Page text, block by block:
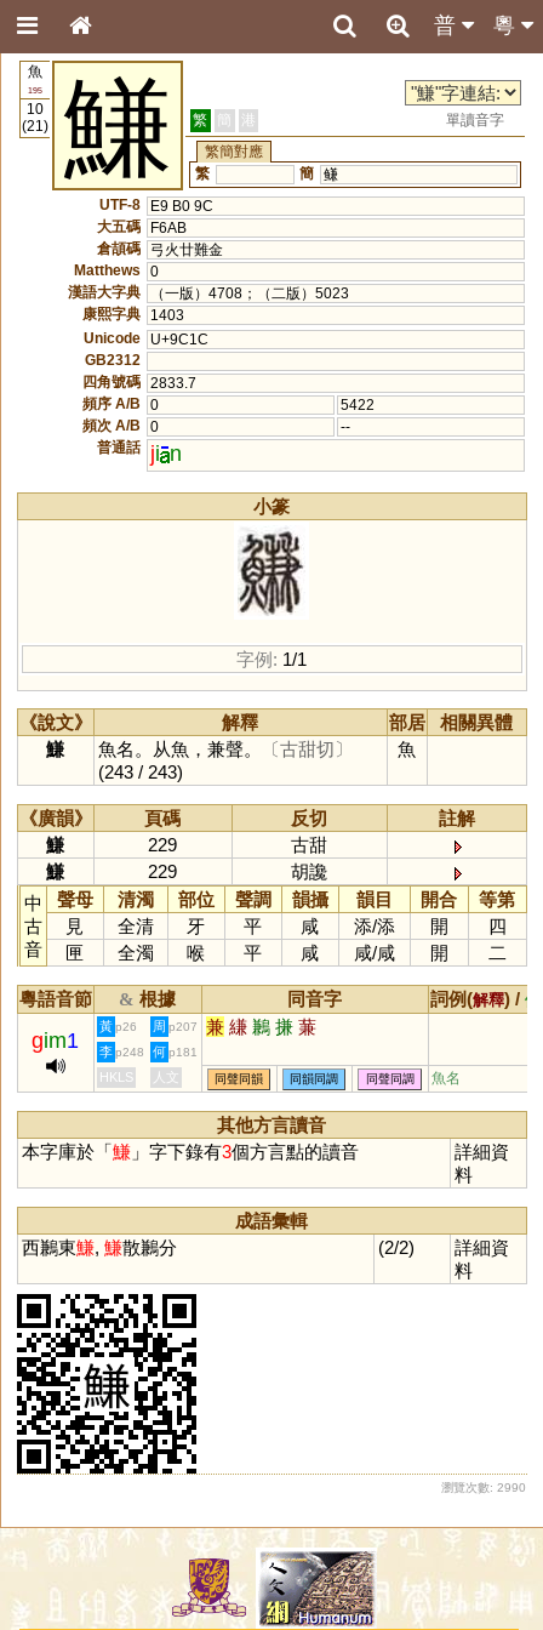
粵
普
魚
195
10
(21)
鰜 繁 簡 港
單讀音字
繁簡對應
繁
簡 鳒
UTF-8
E9 B0 9C
大五碼
F6AB
倉頡碼
弓火廿難金
Matthews
0
漢語大字典
（一版）4708；（二版）5023
康熙字典
1403
Unicode
U+9C1C
GB2312
四角號碼 2833.7
頻序 A/B
0
5422
頻次 A/B
0
--
普通話
ji n
小篆
字例: 1/1
《說文》 解釋 部居
相關異體
鰜
魚名。从魚，兼聲。
〔古甜切〕
(243 / 243)
魚
《廣韻》 頁碼 反切
註解
鰜
229
古甜
鰜
229
胡讒
中
古
音
聲母 清濁 部位 聲調 韻攝 韻目 開合
等第
見
全清 牙 平 咸 添/添 開
四
匣
全濁 喉 平 咸 咸/咸 開 二
粵語音節 & 根據 同音字 詞例(解釋) /
gim1
黃 p26 周 p207 兼 縑 鶼 搛 蒹
李 p248 何 p181
HKLS 人文 同聲同韻 同韻同調 同聲同調 魚名
其他方言讀音
本字庫於「鰜」字下錄有3個方言點的讀音
詳細資
料
成語彙輯
西鶼東鰜, 鰜散鶼分 (2/2)
詳細資
料
瀏覽次數: 2990